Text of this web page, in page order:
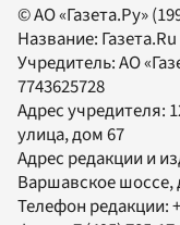
© АО «Газета.Ру»
Название: Газета.Ru
Учредитель:АО
7743625728
Адрес учредителя:
улица, дом 67
Адрес редакции и
Варшавское шоссе,
Телефон редакции: